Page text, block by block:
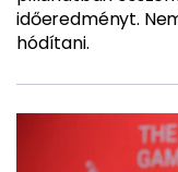
időeredményt.
hódítani.